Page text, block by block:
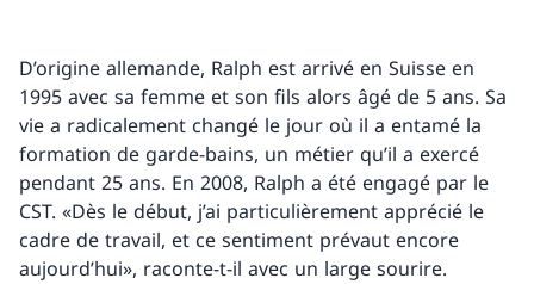
D’origine allemande, Ralph est arrivé en Suisse en
1995 avec sa femme et son fils alors âgé de 5 ans. Sa
vie a radicalement changé le jour où il a entamé la
formation de garde-bains, un métier qu’il a exercé
pendant 25 ans. En 2008, Ralph a été engagé par le
CST. «Dès le début, j’ai particulièrement apprécié le
cadre de travail, et ce sentiment prévaut encore
aujourd’hui», raconte-t-il avec un large sourire.